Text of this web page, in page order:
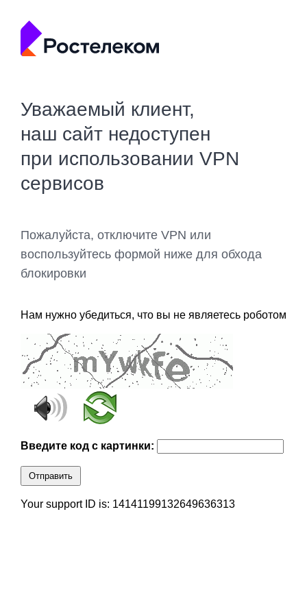
Уважаемый клиент,
наш сайт недоступен
при использовании VPN
сервисов
Пожалуйста, отключите VPN или
воспользуйтесь формой ниже для обхода
блокировки
Нам нужно убедиться, что вы не являетесь роботом
Введите код с картинки:
Отправить
Your support ID is: 14141199132649636313